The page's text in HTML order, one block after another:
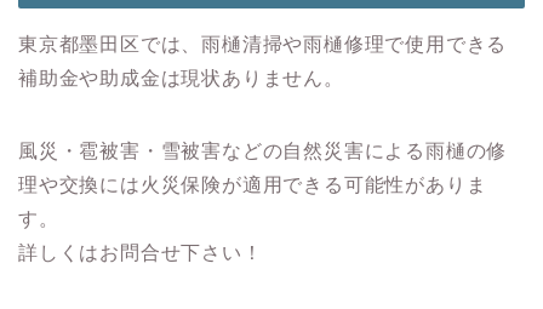
東京都墨田区では、雨樋清掃や雨樋修理で使用できる
補助金や助成金は現状ありません。
風災・雹被害・雪被害などの自然災害による雨樋の修
理や交換には火災保険が適用できる可能性がありま
す。
詳しくはお問合せ下さい！